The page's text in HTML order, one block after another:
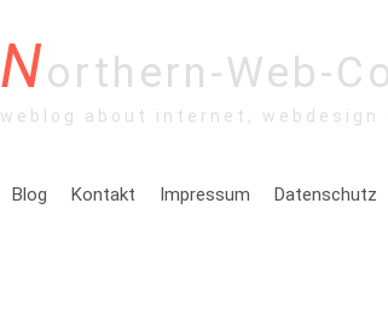
Northern-Web-
weblog about internet,
Blog Kontakt Impressum Datenschutz